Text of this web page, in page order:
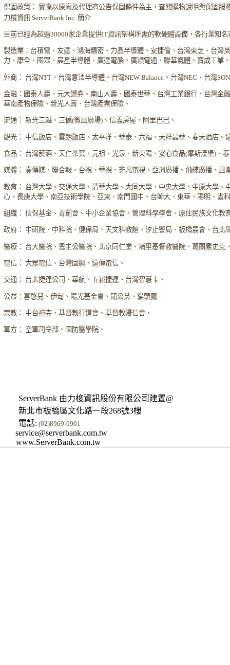
保固政策： 實際以原廠及代理商公告保固條件為主，查閱購物說明與保固服
力梭資訊 ServerBank Inc. 簡介
目前已經為超過30000家企業提供IT資訊架構所需的軟硬體設備，各行業知名
製造業：台積電、友達、鴻海精密、力晶半導體、安捷倫、台灣東芝、台
力、康全、國眾、晨星半導體、廣達電腦、廣穎電通、聯華氣體、寶成工業
外商： 台灣NTT、台灣意法半導體、台灣NEW Balance、台灣NEC、台灣
金融：國泰人壽、元大證券、南山人壽、國泰世華、台灣工業銀行、台灣
華南產物保險、新光人壽、台灣產業保險、
流通： 新光三越、三僑(微風廣場)、信義房屋、阿里巴巴、
觀光： 中信飯店、雲朗飯店、太平洋、華泰、六福、天祥晶華、春天酒店、
食品： 台灣菸酒、天仁茶葉、元祖、光泉、新東陽、安心食品(摩斯漢堡)、
媒體： 壹傳媒、聯合報、台視、華視、非凡電視、亞洲廣播、飛碟廣播、風
教育： 台灣大學、交通大學、清華大學、大同大學、中央大學、中原大學
心、長庚大學、南亞技術學院、亞東、南門國中、台師大、東華、陽明、雲
組織： 信保基金、青創會、中小企業協會、管理科學學會、原住民族文化教
政府： 中研院、中科院、健保局、天文科教館、汐止警局、板橋農會、台北
醫療： 台大醫院、恩主公醫院、北京同仁堂、埔里基督教醫院、葛蘭素史克
電信： 大眾電信、台灣固網、遠傳電信、
交通： 台北捷運公司、華航、五崧捷運、台灣智慧卡、
公益：喜憨兒、伊甸、陽光基金會、蒲公英、貓頭鷹
宗教： 中台禪寺、基督教行道會、基督教浸信會、
軍方： 空軍司令部、國防醫學院、
ServerBank 由力梭資訊股份有限公司建置@
新北市板橋區文化路一段268號3樓
電話: (02)8969-0901
service@serverbank.com.tw
www.ServerBank.com.tw